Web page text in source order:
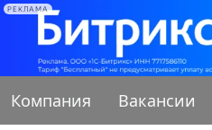
РЕКЛАМА
Компания Вакансии